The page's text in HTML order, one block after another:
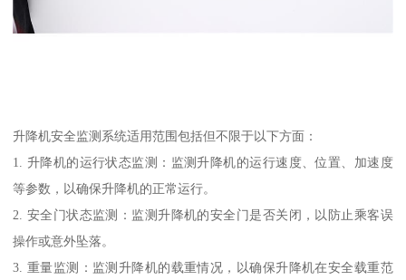
升降机安全监测系统适用范围包括但不限于以下方面：
1. 升降机的运行状态监测：监测升降机的运行速度、位置、加速度
等参数，以确保升降机的正常运行。
2. 安全门状态监测：监测升降机的安全门是否关闭，以防止乘客误
操作或意外坠落。
3. 重量监测：监测升降机的载重情况，以确保升降机在安全载重范